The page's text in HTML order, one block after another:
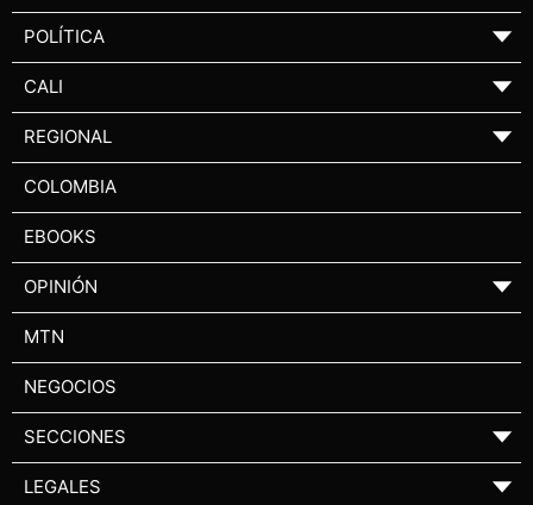
POLÍTICA ▼
CALI ▼
REGIONAL ▼
COLOMBIA
EBOOKS
OPINIÓN ▼
MTN
NEGOCIOS
SECCIONES ▼
LEGALES ▼